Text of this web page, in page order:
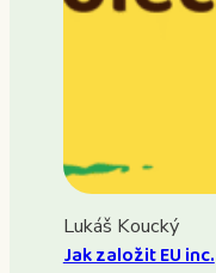
Lukáš Koucký
Jak založit EU inc.